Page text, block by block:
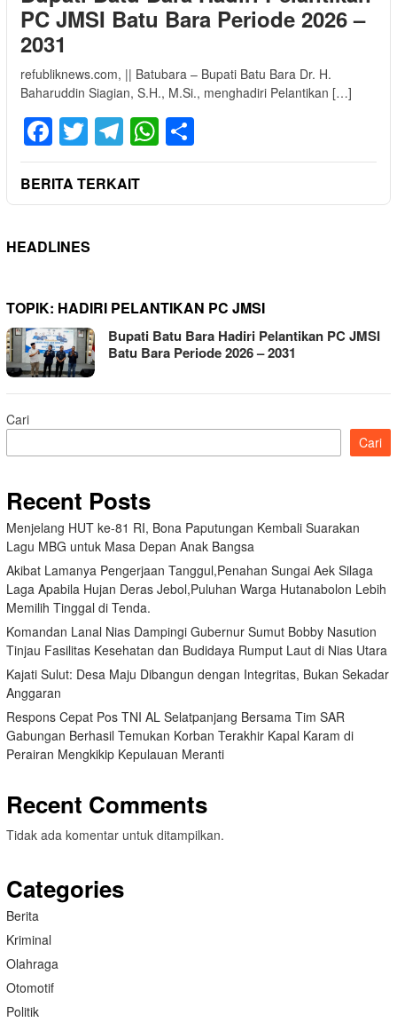
PC JMSI Batu Bara Periode 2026 –
2031
refubliknews.com, || Batubara – Bupati Batu Bara Dr. H.
Baharuddin Siagian, S.H., M.Si., menghadiri Pelantikan […]
Facebook
Twitter
Telegram
WhatsApp
BERITA TERKAIT
HEADLINES
TOPIK: HADIRI PELANTIKAN PC JMSI
Bupati Batu Bara Hadiri Pelantikan PC JMSI
Batu Bara Periode 2026 – 2031
Cari
Cari
Recent Posts
Menjelang HUT ke-81 RI, Bona Paputungan Kembali Suarakan
Lagu MBG untuk Masa Depan Anak Bangsa
Akibat Lamanya Pengerjaan Tanggul,Penahan Sungai Aek Silaga
Laga Apabila Hujan Deras Jebol,Puluhan Warga Hutanabolon Lebih
Memilih Tinggal di Tenda.
Komandan Lanal Nias Dampingi Gubernur Sumut Bobby Nasution
Tinjau Fasilitas Kesehatan dan Budidaya Rumput Laut di Nias Utara
Kajati Sulut: Desa Maju Dibangun dengan Integritas, Bukan Sekadar
Anggaran
Respons Cepat Pos TNI AL Selatpanjang Bersama Tim SAR
Gabungan Berhasil Temukan Korban Terakhir Kapal Karam di
Perairan Mengkikip Kepulauan Meranti
Recent Comments
Tidak ada komentar untuk ditampilkan.
Categories
Berita
Kriminal
Olahraga
Otomotif
Politik